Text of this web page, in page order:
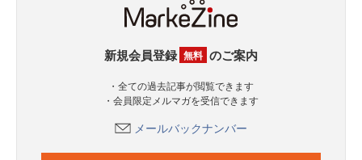
新規会員登録 無料 のご案内
・全ての過去記事が閲覧できます
・会員限定メルマガを受信できます
メールバックナンバー